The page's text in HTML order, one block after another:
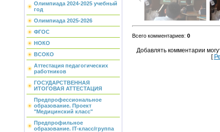
Олимпиада 2024-2025 учебный
год
Олимпиада 2025-2026
ФГОС
НОКО
ВСОКО
Аттестация педагогических
работников
ГОСУДАРСТВЕННАЯ
ИТОГОВАЯ АТТЕСТАЦИЯ
Предпрофессиональное
образование. Проект
"Медицинский класс"
Предпрофильное
образование. IT-класс/группа
Всего комментариев: 0
Добавлять комментарии
[